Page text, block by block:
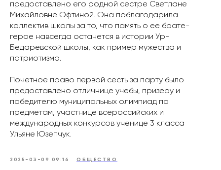
предоставлено его родной сестре Светлане
Михайловне Офтиной. Она поблагодарила
коллектив школы за то, что память о ее брате-
герое навсегда останется в истории Ур-
Бедаревской школы, как пример мужества и
патриотизма.
Почетное право первой сесть за парту было
предоставлено отличнице учебы, призеру и
победителю муниципальных олимпиад по
предметам, участнице всероссийских и
международных конкурсов ученице 3 класса
Ульяне Юзепчук.
2025-03-09 09:16 ОБЩЕСТВО